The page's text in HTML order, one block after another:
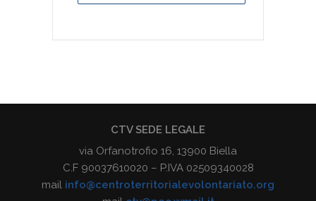
CTV SEDE LEGALE
via Orfanotrofio 16, 13900 Biella
C.F 90037610020 – P.IVA 02509340028
mail info@centroterritorialevolontariato.org